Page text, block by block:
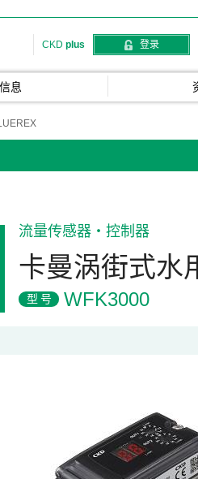
CKD plus 登录
息
流量传感器・控制器
卡曼涡街式水
型号 WFK3000